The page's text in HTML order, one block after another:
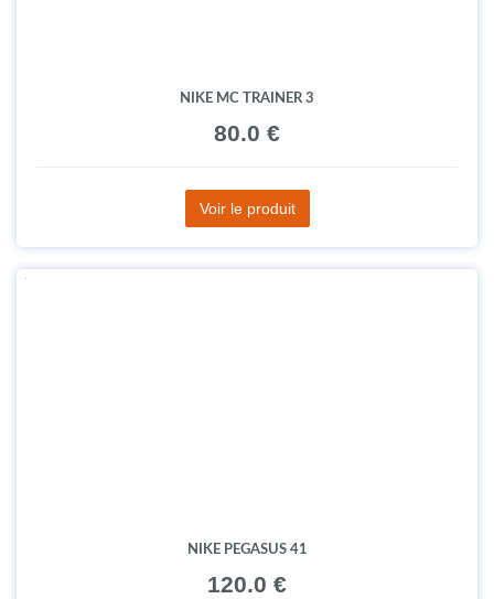
NIKE MC TRAINER 3
80.0 €
Voir le produit
NIKE PEGASUS 41
120.0 €